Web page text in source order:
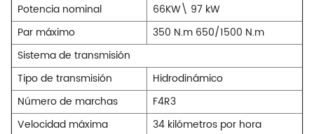
Potencia nominal
66KW\ 97 kW
Par máximo
350 N.m 650/1500 N.m
Sistema de transmisión
Tipo de transmisión
Hidrodinámico
Número de marchas
F4R3
Velocidad máxima
34 kilómetros por hora